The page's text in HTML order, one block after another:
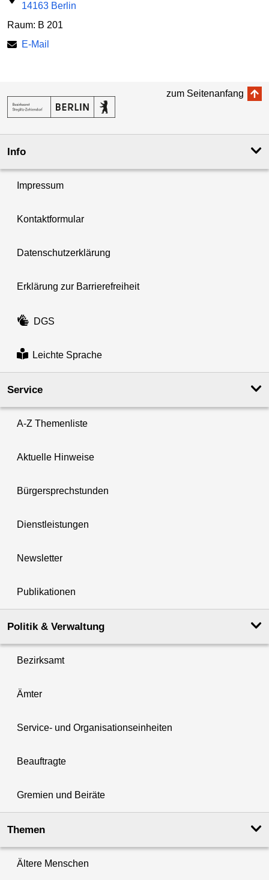
14163 Berlin
Raum: B 201
E-Mail
zum Seitenanfang
Info
Impressum
Kontaktformular
Datenschutzerklärung
Erklärung zur Barrierefreiheit
DGS
Leichte Sprache
Service
A-Z Themenliste
Aktuelle Hinweise
Bürgersprechstunden
Dienstleistungen
Newsletter
Publikationen
Politik & Verwaltung
Bezirksamt
Ämter
Service- und Organisationseinheiten
Beauftragte
Gremien und Beiräte
Themen
Ältere Menschen